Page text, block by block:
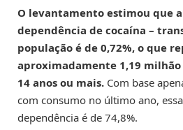
O levantamento estimou que
dependência de cocaína –
população é de 0,72%, o que
aproximadamente 1,19
14 anos ou mais. Com base
com consumo no último ano,
dependência é de 74,8%.